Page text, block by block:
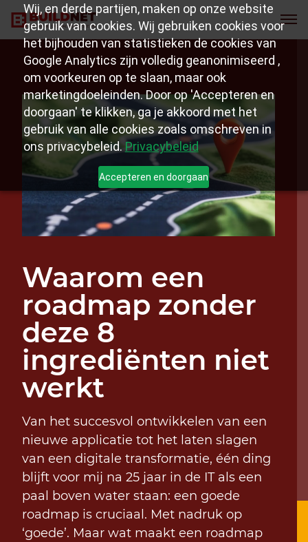
Wij, en derde partijen, maken op onze website
gebruik van cookies. Wij gebruiken cookies voor
het bijhouden van statistieken de cookies van
Google Analytics zijn volledig geanonimiseerd ,
om voorkeuren op te slaan, maar ook
marketingdoeleinden. Door op 'Accepteren en
doorgaan' te klikken, ga je akkoord met het
gebruik van alle cookies zoals omschreven in
ons privacybeleid.Privacybeleid
Accepteren en doorgaan
Waarom een
roadmap zonder
deze 8
ingrediënten niet
werkt
Van het succesvol ontwikkelen van een
nieuwe applicatie tot het laten slagen
van een digitale transformatie, één ding
blijft voor mij na 25 jaar in de IT als een
paal boven water staan: een goede
roadmap is cruciaal. Met nadruk op
‘goede’. Maar wat maakt een roadmap